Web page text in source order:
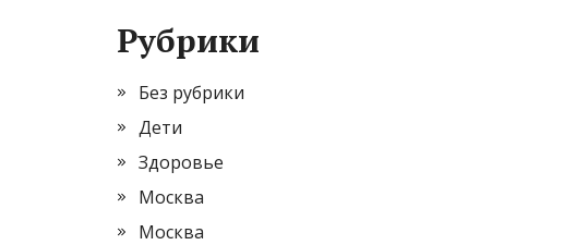
Рубрики
Без рубрики
Дети
Здоровье
Москва
Москва